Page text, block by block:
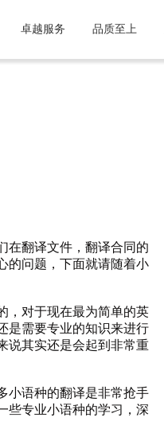
卓越服务 品质至上
在翻译文件，翻译合同的
的问题，下面就请随着小
对于现在最为简单的英
是需要专业的知识来进行
说其实还是会起到非常重
语种的翻译是非常抢手
些专业小语种的学习，深